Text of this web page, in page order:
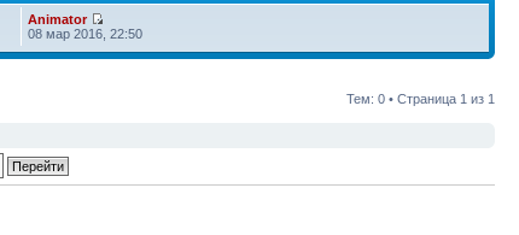
Animator
08 мар 2016, 22:50
Тем: 0 • Страница 1 из 1